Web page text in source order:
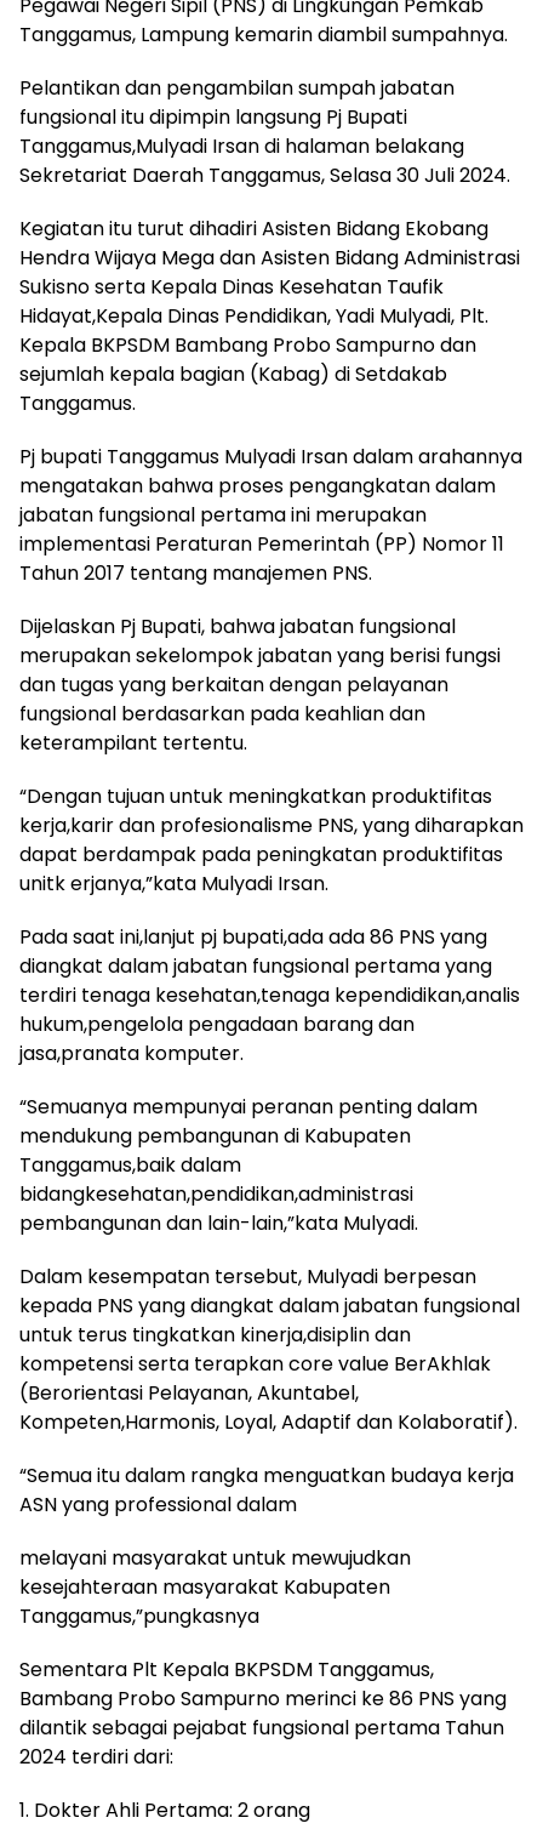
Tanggamus, Lampung kemarin diambil sumpahnya.
Pelantikan dan pengambilan sumpah jabatan
fungsional itu dipimpin langsung Pj Bupati
Tanggamus,Mulyadi Irsan di halaman belakang
Sekretariat Daerah Tanggamus, Selasa 30 Juli 2024.
Kegiatan itu turut dihadiri Asisten Bidang Ekobang
Hendra Wijaya Mega dan Asisten Bidang Administrasi
Sukisno serta Kepala Dinas Kesehatan Taufik
Hidayat,Kepala Dinas Pendidikan, Yadi Mulyadi, Plt.
Kepala BKPSDM Bambang Probo Sampurno dan
sejumlah kepala bagian (Kabag) di Setdakab
Tanggamus.
Pj bupati Tanggamus Mulyadi Irsan dalam arahannya
mengatakan bahwa proses pengangkatan dalam
jabatan fungsional pertama ini merupakan
implementasi Peraturan Pemerintah (PP) Nomor 11
Tahun 2017 tentang manajemen PNS.
Dijelaskan Pj Bupati, bahwa jabatan fungsional
merupakan sekelompok jabatan yang berisi fungsi
dan tugas yang berkaitan dengan pelayanan
fungsional berdasarkan pada keahlian dan
keterampilant tertentu.
“Dengan tujuan untuk meningkatkan produktifitas
kerja,karir dan profesionalisme PNS, yang diharapkan
dapat berdampak pada peningkatan produktifitas
unitk erjanya,”kata Mulyadi Irsan.
Pada saat ini,lanjut pj bupati,ada ada 86 PNS yang
diangkat dalam jabatan fungsional pertama yang
terdiri tenaga kesehatan,tenaga kependidikan,analis
hukum,pengelola pengadaan barang dan
jasa,pranata komputer.
“Semuanya mempunyai peranan penting dalam
mendukung pembangunan di Kabupaten
Tanggamus,baik dalam
bidangkesehatan,pendidikan,administrasi
pembangunan dan lain-lain,”kata Mulyadi.
Dalam kesempatan tersebut, Mulyadi berpesan
kepada PNS yang diangkat dalam jabatan fungsional
untuk terus tingkatkan kinerja,disiplin dan
kompetensi serta terapkan core value BerAkhlak
(Berorientasi Pelayanan, Akuntabel,
Kompeten,Harmonis, Loyal, Adaptif dan Kolaboratif).
“Semua itu dalam rangka menguatkan budaya kerja
ASN yang professional dalam
melayani masyarakat untuk mewujudkan
kesejahteraan masyarakat Kabupaten
Tanggamus,”pungkasnya
Sementara Plt Kepala BKPSDM Tanggamus,
Bambang Probo Sampurno merinci ke 86 PNS yang
dilantik sebagai pejabat fungsional pertama Tahun
2024 terdiri dari:
1. Dokter Ahli Pertama: 2 orang